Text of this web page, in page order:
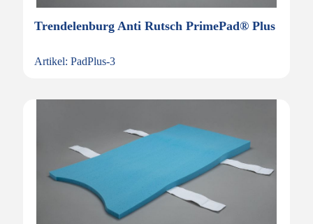
Trendelenburg Anti Rutsch PrimePad® Plus
Artikel: PadPlus-3